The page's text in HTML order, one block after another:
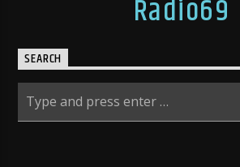
Radio69
SEARCH